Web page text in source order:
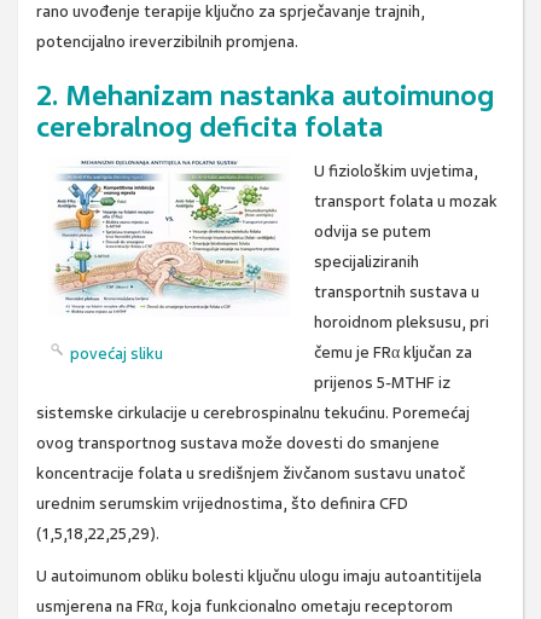
rano uvođenje terapije ključno za sprječavanje trajnih,
potencijalno ireverzibilnih promjena.
2. Mehanizam nastanka autoimunog
cerebralnog deficita folata
povećaj sliku
U fiziološkim uvjetima,
transport folata u mozak
odvija se putem
specijaliziranih
transportnih sustava u
horoidnom pleksusu, pri
čemu je FRα ključan za
prijenos 5-MTHF iz
sistemske cirkulacije u cerebrospinalnu tekućinu. Poremećaj
ovog transportnog sustava može dovesti do smanjene
koncentracije folata u središnjem živčanom sustavu unatoč
urednim serumskim vrijednostima, što definira CFD
(1,5,18,22,25,29).
U autoimunom obliku bolesti ključnu ulogu imaju autoantitijela
usmjerena na FRα, koja funkcionalno ometaju receptorom